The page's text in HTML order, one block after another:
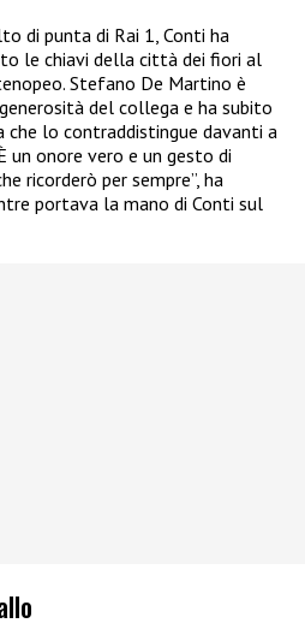
di punta di Rai 1, Conti ha
le chiavi della città dei fiori al
Stefano De Martino è
del collega e ha subito
lo contraddistingue davanti a
onore vero e un gesto di
ricorderò per sempre”, ha
portava la mano di Conti sul